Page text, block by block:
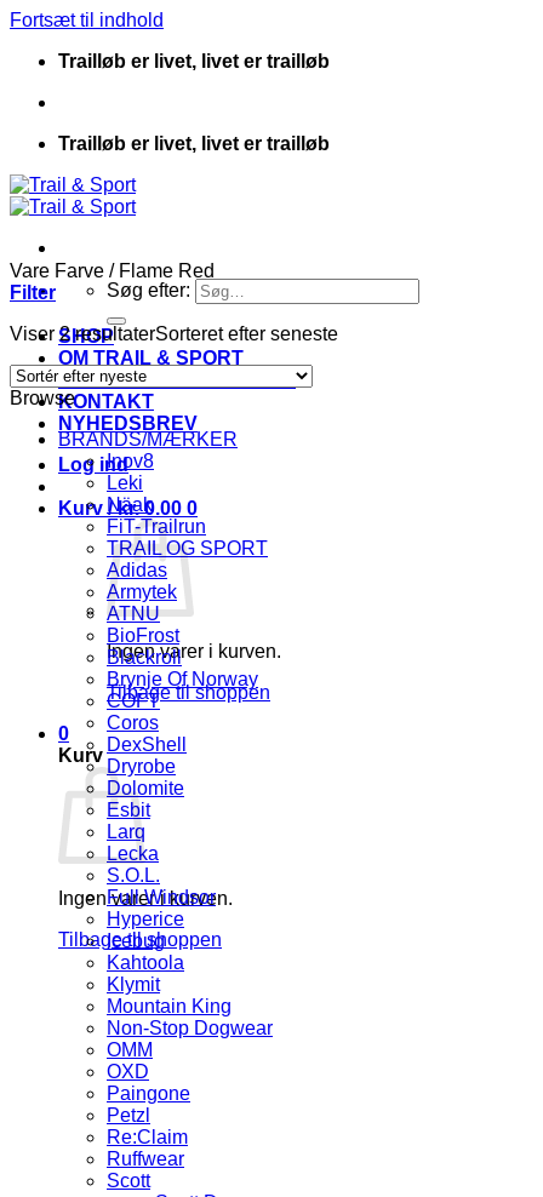
Fortsæt til indhold
Trailløb er livet, livet er trailløb
Trailløb er livet, livet er trailløb
Søg efter:
SHOP
OM TRAIL & SPORT
HANDELSBETINGELSER
KONTAKT
NYHEDSBREV
Log ind
Kurv /kr.0.00 0
Ingen varer i kurven.
Tilbage til shoppen
0
Kurv
Ingen varer i kurven.
Tilbage til shoppen
Vare Farve /Flame Red
Filter
Viser 2 resultaterSorteret efter seneste
Browse
BRANDS/MÆRKER
Inov8
Leki
Näak
FiT-Trailrun
TRAIL OG SPORT
Adidas
Armytek
ATNU
BioFrost
Blackroll
Brynje Of Norway
COFT
Coros
DexShell
Dryrobe
Dolomite
Esbit
Larq
Lecka
S.O.L.
Full Windsor
Hyperice
Icebug
Kahtoola
Klymit
Mountain King
Non-Stop Dogwear
OMM
OXD
Paingone
Petzl
Re:Claim
Ruffwear
Scott